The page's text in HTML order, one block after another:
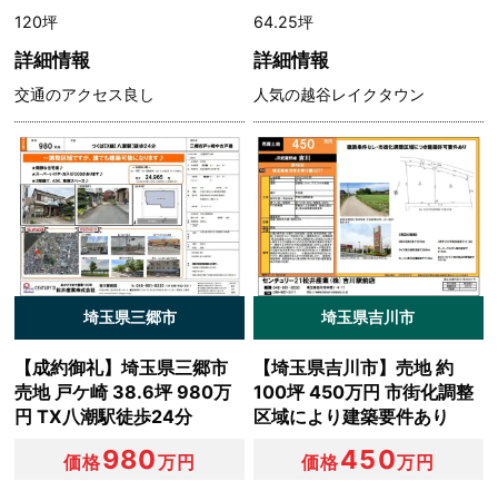
120坪
詳細情報
交通のアクセス良し
64.25坪
詳細情報
人気の越谷レイクタウン
埼玉県三郷市
【成約御礼】埼玉県三郷市
売地 戸ケ崎 38.6坪 980万
円 TX八潮駅徒歩24分
価格980万円
埼玉県吉川市
【埼玉県吉川市】売地 約
100坪 450万円 市街化調整
区域により建築要件あり
価格450万円